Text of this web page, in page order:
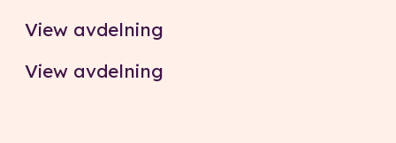
View avdelning
View avdelning